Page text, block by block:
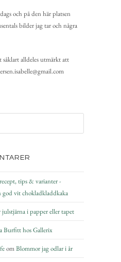
och på den här platsen
bilder jag tar och några
alldeles utmärkt att
tips & varianter -
god vit chokladkladdkaka
i papper eller tapet
Burfitt hos Gallerix
omBlommor jag odlar i år